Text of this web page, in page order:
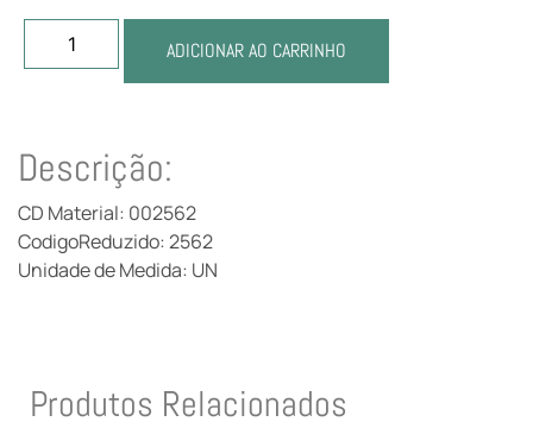
ADICIONAR AO CARRINHO
Descrição:
CD Material: 002562
CodigoReduzido: 2562
Unidade de Medida: UN
Produtos Relacionados